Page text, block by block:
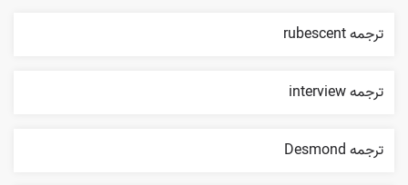
ترجمه rubescent
ترجمه interview
ترجمه Desmond